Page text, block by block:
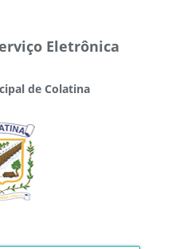
Eletrônica
de Colatina